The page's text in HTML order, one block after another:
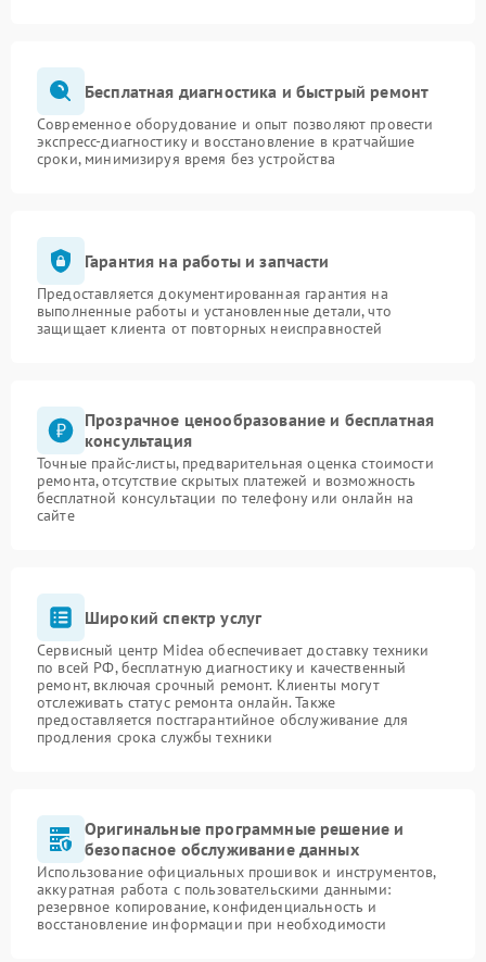
Бесплатная диагностика и быстрый ремонт
Современное оборудование и опыт позволяют провести
экспресс-диагностику и восстановление в кратчайшие
сроки, минимизируя время без устройства
Гарантия на работы и запчасти
Предоставляется документированная гарантия на
выполненные работы и установленные детали, что
защищает клиента от повторных неисправностей
Прозрачное ценообразование и бесплатная
консультация
Точные прайс-листы, предварительная оценка стоимости
ремонта, отсутствие скрытых платежей и возможность
бесплатной консультации по телефону или онлайн на
сайте
Широкий спектр услуг
Сервисный центр Midea обеспечивает доставку техники
по всей РФ, бесплатную диагностику и качественный
ремонт, включая срочный ремонт. Клиенты могут
отслеживать статус ремонта онлайн. Также
предоставляется постгарантийное обслуживание для
продления срока службы техники
Оригинальные программные решение и
безопасное обслуживание данных
Использование официальных прошивок и инструментов,
аккуратная работа с пользовательскими данными:
резервное копирование, конфиденциальность и
восстановление информации при необходимости